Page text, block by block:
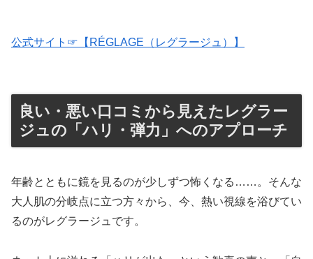
公式サイト☞【RÉGLAGE（レグラージュ）】
良い・悪い口コミから見えたレグラー
ジュの「ハリ・弾力」へのアプローチ
年齢とともに鏡を見るのが少しずつ怖くなる……。そんな
大人肌の分岐点に立つ方々から、今、熱い視線を浴びてい
るのがレグラージュです。